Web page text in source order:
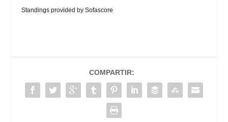
Standings provided bySofascore
COMPARTIR: